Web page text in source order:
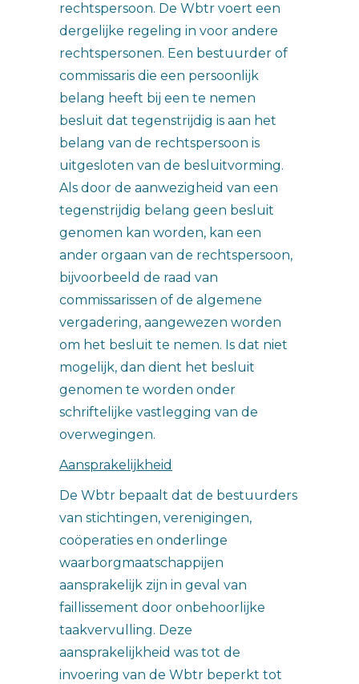
rechtspersoon. De Wbtr voert een
dergelijke regeling in voor andere
rechtspersonen. Een bestuurder of
commissaris die een persoonlijk
belang heeft bij een te nemen
besluit dat tegenstrijdig is aan het
belang van de rechtspersoon is
uitgesloten van de besluitvorming.
Als door de aanwezigheid van een
tegenstrijdig belang geen besluit
genomen kan worden, kan een
ander orgaan van de rechtspersoon,
bijvoorbeeld de raad van
commissarissen of de algemene
vergadering, aangewezen worden
om het besluit te nemen. Is dat niet
mogelijk, dan dient het besluit
genomen te worden onder
schriftelijke vastlegging van de
overwegingen.
Aansprakelijkheid
De Wbtr bepaalt dat de bestuurders
van stichtingen, verenigingen,
coöperaties en onderlinge
waarborgmaatschappijen
aansprakelijk zijn in geval van
faillissement door onbehoorlijke
taakvervulling. Deze
aansprakelijkheid was tot de
invoering van de Wbtr beperkt tot